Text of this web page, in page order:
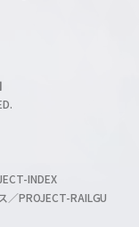
INDEX
PROJECT-RAILGU